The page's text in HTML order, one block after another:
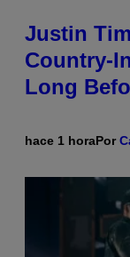
Justin
Country-
Long
hace 1 horaPor